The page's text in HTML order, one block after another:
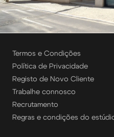
Termos e Condições
Política de Privacidade
Registo de Novo Cliente
Trabalhe connosco
Recrutamento
Regras e condições do